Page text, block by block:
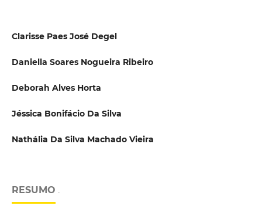
Clarisse Paes José Degel
Daniella Soares Nogueira Ribeiro
Deborah Alves Horta
Jéssica Bonifácio Da Silva
Nathália Da Silva Machado Vieira
RESUMO .